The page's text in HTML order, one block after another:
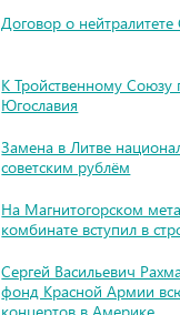
Договор о
К Тройственному Союзу
Югославия
Замена в Литве
советским рублём
На Магнитогорском
комбинате вступил в
Сергей Васильевич
фонд Красной Армии